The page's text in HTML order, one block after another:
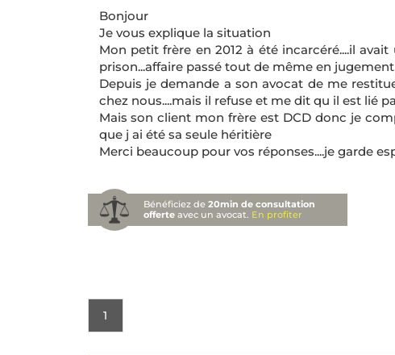
Bonjour
Je vous explique la situation
Mon petit frère en 2012 à été incarcéré....il
prison...affaire passé tout de même en
Depuis je demande a son avocat de me
chez nous....mais il refuse et me dit qu il est lié
Mais son client mon frère est DCD donc je
que j ai été sa seule héritière
Merci beaucoup pour vos réponses....je garde
Bénéficiez de20min de consultation
offerte avec un avocat. En profiter
1